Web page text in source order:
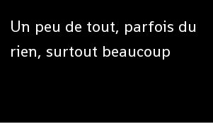
Un peu de tout, parfois du
rien, surtout beaucoup